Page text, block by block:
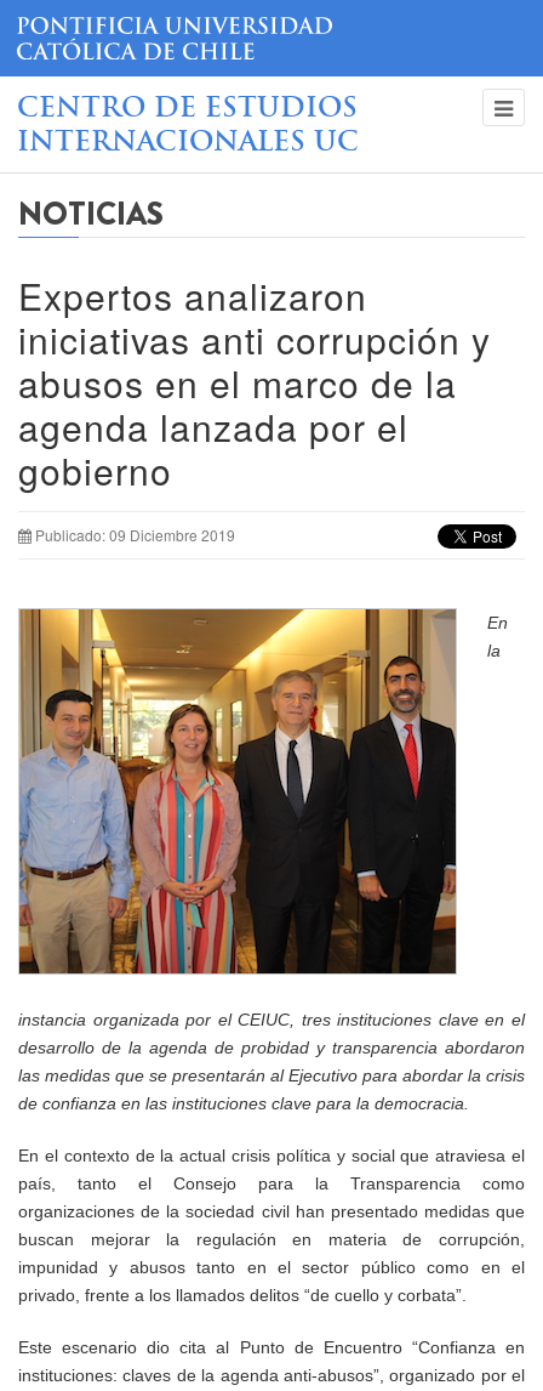
CENTRO DE ESTUDIOS
INTERNACIONALES UC
NOTICIAS
Expertos analizaron
iniciativas anti corrupción y
abusos en el marco de la
agenda lanzada por el
gobierno
Publicado: 09 Diciembre 2019
En
la
instancia organizada por el CEIUC, tres instituciones clave en el
desarrollo de la agenda de probidad y transparencia abordaron
las medidas que se presentarán al Ejecutivo para abordar la crisis
de confianza en las instituciones clave para la democracia.
En el contexto de la actual crisis política y social que atraviesa el
país, tanto el Consejo para la Transparencia como
organizaciones de la sociedad civil han presentado medidas que
buscan mejorar la regulación en materia de corrupción,
impunidad y abusos tanto en el sector público como en el
privado, frente a los llamados delitos “de cuello y corbata”.
Este escenario dio cita al Punto de Encuentro “Confianza en
instituciones: claves de la agenda anti-abusos”, organizado por el